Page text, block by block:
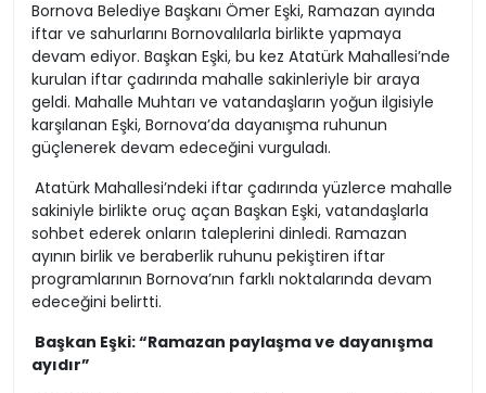
Bornova Belediye Başkanı Ömer Eşki, Ramazan ayında
iftar ve sahurlarını Bornovalılarla birlikte yapmaya
devam ediyor. Başkan Eşki, bu kez Atatürk Mahallesi’nde
kurulan iftar çadırında mahalle sakinleriyle bir araya
geldi. Mahalle Muhtarı ve vatandaşların yoğun ilgisiyle
karşılanan Eşki, Bornova’da dayanışma ruhunun
güçlenerek devam edeceğini vurguladı.
Atatürk Mahallesi’ndeki iftar çadırında yüzlerce mahalle
sakiniyle birlikte oruç açan Başkan Eşki, vatandaşlarla
sohbet ederek onların taleplerini dinledi. Ramazan
ayının birlik ve beraberlik ruhunu pekiştiren iftar
programlarının Bornova’nın farklı noktalarında devam
edeceğini belirtti.
Başkan Eşki: “Ramazan paylaşma ve dayanışma
ayıdır”